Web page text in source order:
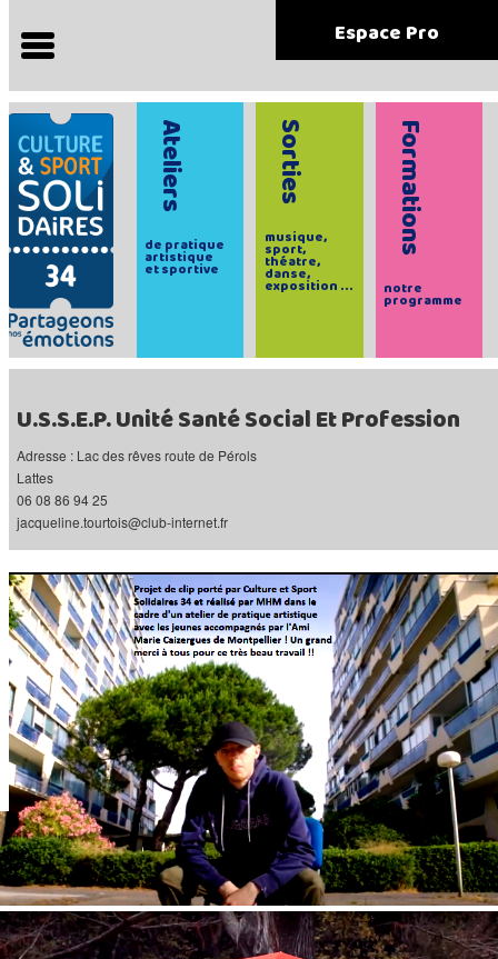
Espace Pro
Ateliers
de pratique
artistique
et sportive
Sorties
musique,
sport,
théatre,
danse,
exposition ...
Formations
notre
programme
U.S.S.E.P. Unité Santé Social Et Profession
Adresse : Lac des rêves route de Pérols
Lattes
06 08 86 94 25
jacqueline.tourtois@club-internet.fr